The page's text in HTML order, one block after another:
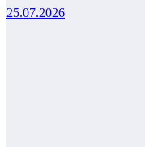
25.07.2026